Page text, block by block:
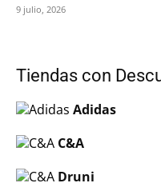
9 julio, 2026
Tiendas con
Adidas
C&A
Druni